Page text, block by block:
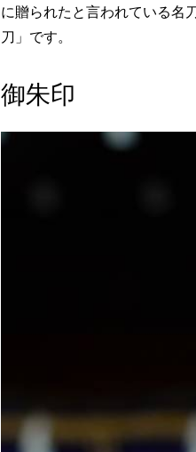
に贈られたと言われている名
刀」です。
御朱印